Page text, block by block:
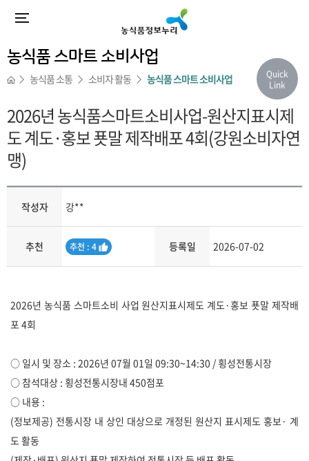
농식품 스마트 소비사업
농식품 소통 소비자 활동 농식품 스마트 소비사업
2026년 농식품스마트소비사업-원산지표시제
도 계도·홍보 푯말 제작배포 4회(강원소비자연
맹)
작성자 강**
추천
추
추천 : 4 등록일 2026-07-02
2026년 농식품 스마트소비 사업 원산지표시제도 계도·홍보 푯말 제작배
포 4회
○ 일시 및 장소 : 2026년 07월 01일 09:30~14:30 / 횡성전통시장
○ 참석대상 : 횡성전통시장내 450점포
○ 내용 :
(정보제공) 전통시장 내 상인 대상으로 개정된 원산지 표시제도 홍보· 계
도 활동
Quick
Link